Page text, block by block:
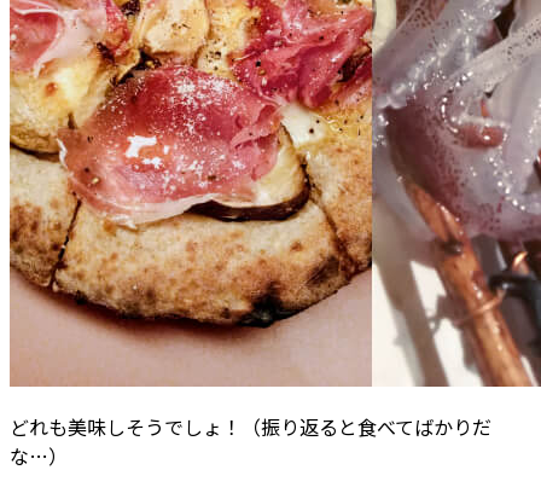
どれも美味しそうでしょ！（振り返ると食べてばかりだ
な…）